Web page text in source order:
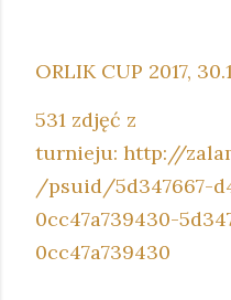
ORLIK CUP 2017,
531 zdjęć z
turnieju: http://
/psuid/5d347667-
0cc47a739430-
0cc47a739430